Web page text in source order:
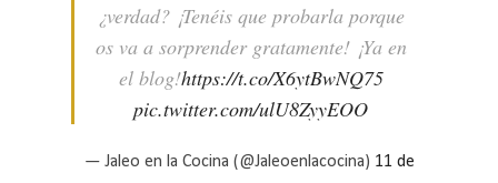
¿verdad? ¡Tenéis que probarla porque
os va a sorprender gratamente! ¡Ya en
el blog!https://t.co/X6ytBwNQ75
pic.twitter.com/ulU8ZyyEOO
— Jaleo en la Cocina (@Jaleoenlacocina) 11 de